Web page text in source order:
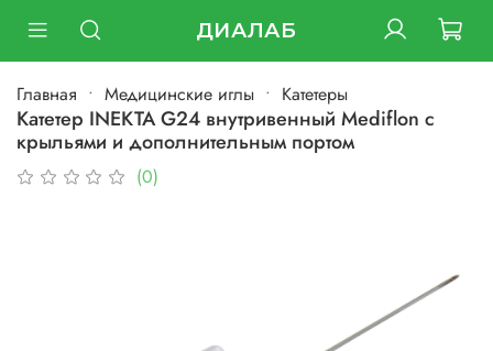
ДИАЛАБ
Главная Медицинские иглы Катетеры
Катетер INEKTA G24 внутривенный Mediflon с
крыльями и дополнительным портом
(0)